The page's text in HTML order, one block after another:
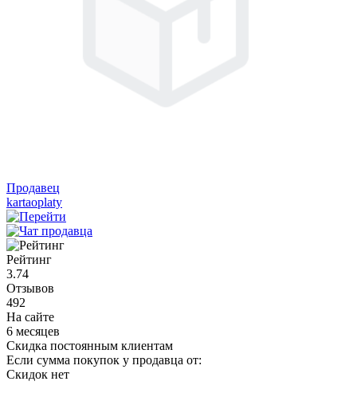
Продавец
kartaoplaty
Рейтинг
3.74
Отзывов
492
На сайте
6 месяцев
Скидка постоянным клиентам
Если сумма покупок у продавца от:
Скидок нет